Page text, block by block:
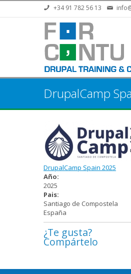
Pasar al contenido principal
+34 91 782 56 13
DrupalCamp
DrupalCamp Spain 2025
Año:
2025
Pais:
Santiago de Compostela
España
¿Te gusta?
Compártelo